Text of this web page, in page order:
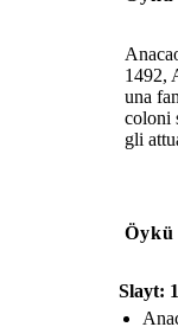
1492,
una
coloni
gli
Öykü
Slayt: 1